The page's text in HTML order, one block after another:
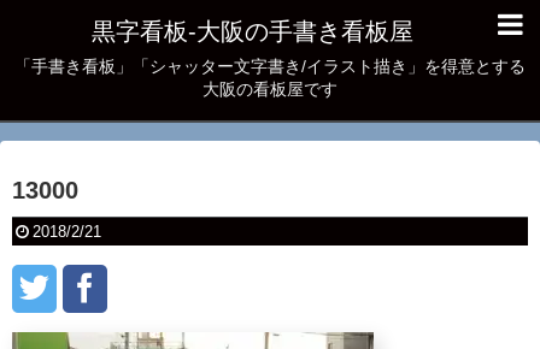
黒字看板‐大阪の手書き看板屋
「手書き看板」「シャッター文字書き/イラスト描き」を得意とする
大阪の看板屋です
13000
2018/2/21